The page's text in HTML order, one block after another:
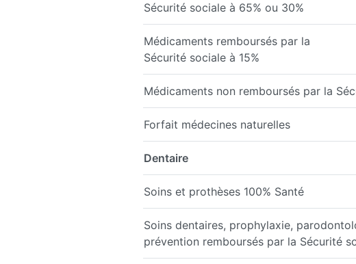
Sécurité sociale à 65% ou 30%
Médicaments remboursés par la
Sécurité sociale à 15%
Médicaments non remboursés par la
Forfait médecines naturelles
Dentaire
Soins et prothèses 100% Santé
Soins dentaires, prophylaxie,
prévention remboursés par la Sécurité